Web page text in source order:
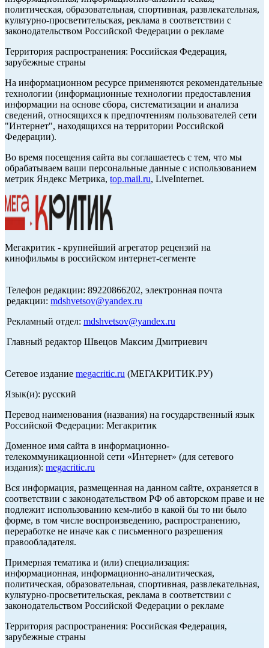
политическая, образовательная, спортивная, развлекательная,
культурно-просветительская, реклама в соответствии с
законодательством Российской Федерации о рекламе
Территория распространения: Российская Федерация,
зарубежные страны
На информационном ресурсе применяются рекомендательные
технологии (информационные технологии предоставления
информации на основе сбора, систематизации и анализа
сведений, относящихся к предпочтениям пользователей сети
"Интернет", находящихся на территории Российской
Федерации).
Во время посещения сайта вы соглашаетесь с тем, что мы
обрабатываем ваши персональные данные с использованием
метрик Яндекс Метрика, top.mail.ru, LiveInternet.
Мегакритик - крупнейший агрегатор рецензий на
кинофильмы в российском интернет-сегменте
Телефон редакции: 89220866202, электронная почта
редакции: mdshvetsov@yandex.ru
Рекламный отдел: mdshvetsov@yandex.ru
Главный редактор Швецов Максим Дмитриевич
Сетевое издание megacritic.ru (МЕГАКРИТИК.РУ)
Язык(и): русский
Перевод наименования (названия) на государственный язык
Российской Федерации: Мегакритик
Доменное имя сайта в информационно-
телекоммуникационной сети «Интернет» (для сетевого
издания): megacritic.ru
Вся информация, размещенная на данном сайте, охраняется в
соответствии с законодательством РФ об авторском праве и не
подлежит использованию кем-либо в какой бы то ни было
форме, в том числе воспроизведению, распространению,
переработке не иначе как с письменного разрешения
правообладателя.
Примерная тематика и (или) специализация:
информационная, информационно-аналитическая,
политическая, образовательная, спортивная, развлекательная,
культурно-просветительская, реклама в соответствии с
законодательством Российской Федерации о рекламе
Территория распространения: Российская Федерация,
зарубежные страны